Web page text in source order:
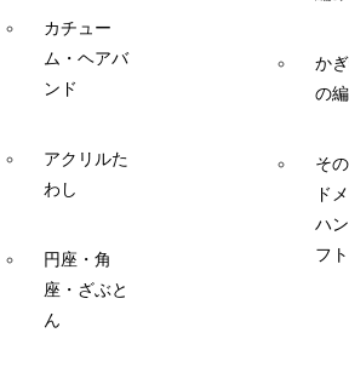
カチュー
ム・ヘアバ
ンド
アクリルた
わし
円座・角
座・ざぶと
ん
か
の
そ
ド
ハ
フト